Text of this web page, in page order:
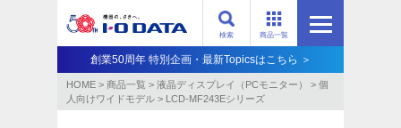
商品一覧
検索
創業50周年 特別企画・最新Topicsはこちら ＞
HOME > 商品一覧 > 液晶ディスプレイ（PCモニター） > 個
人向けワイドモデル > LCD-MF243Eシリーズ